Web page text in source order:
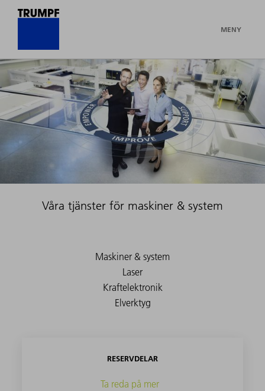
MENY
Våra tjänster för maskiner & system
RESERVDELAR
Ta reda på mer